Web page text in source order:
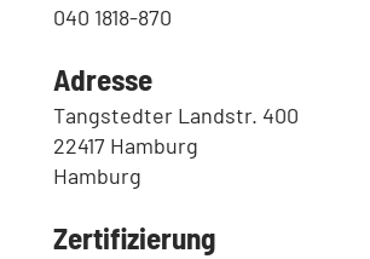
040 1818-870
Adresse
Tangstedter Landstr. 400
22417 Hamburg
Hamburg
Zertifizierung